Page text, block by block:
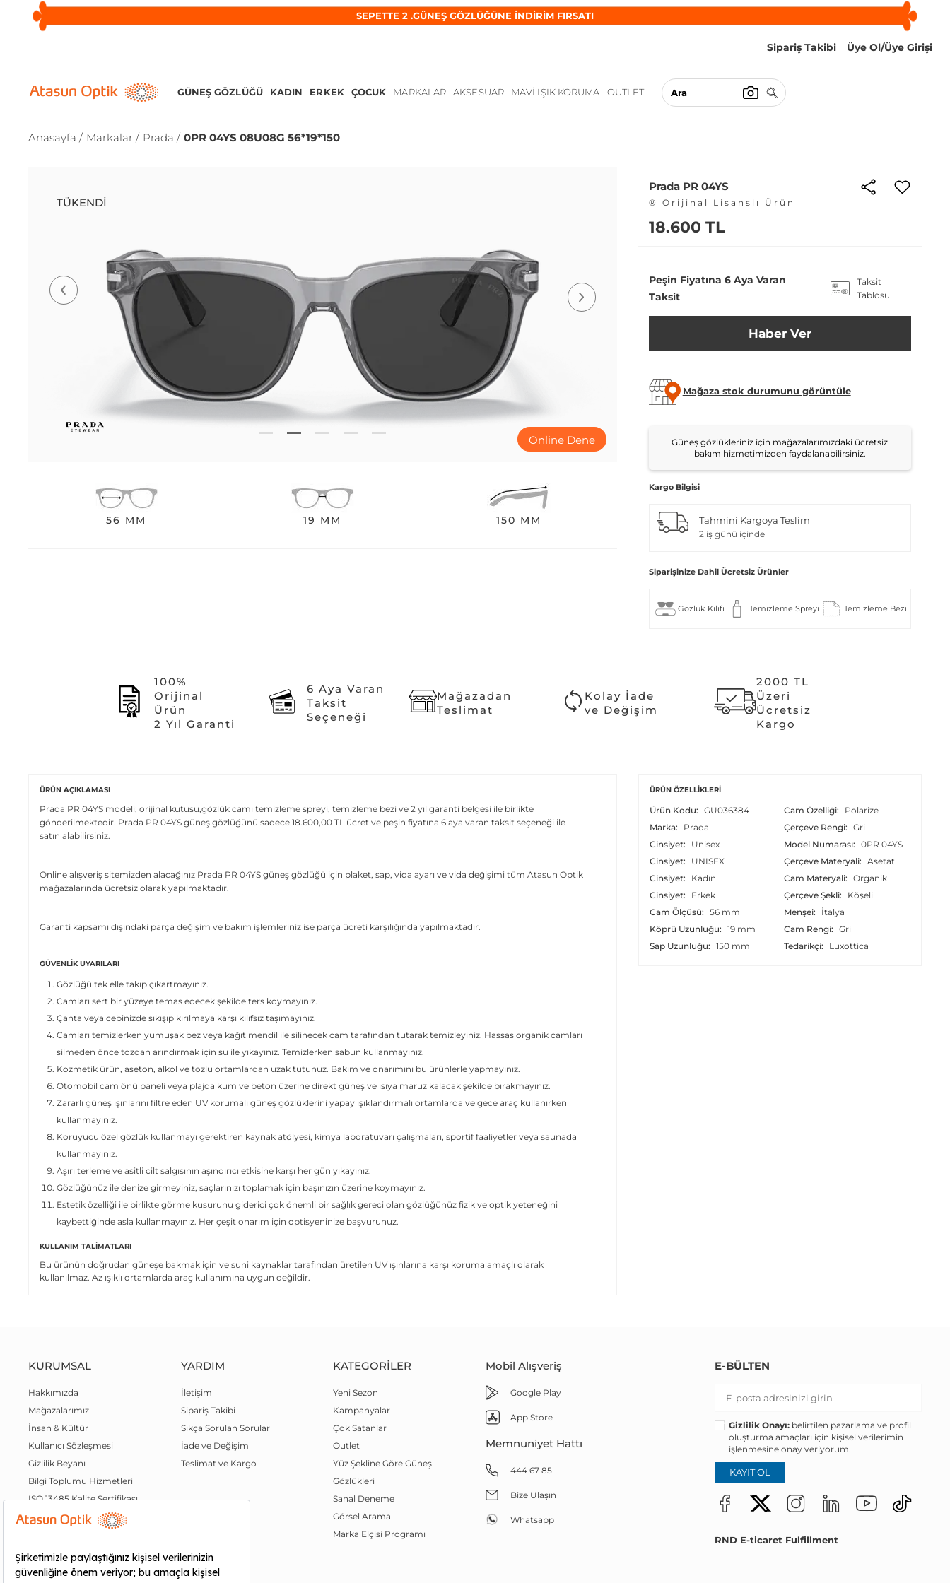
SEPETTE 2 .GÜNEŞ GÖZLÜĞÜNE İNDİRİM FIRSATI
Sipariş Takibi Üye Ol/Üye Girişi
GÜNEŞ GÖZLÜĞÜ KADIN ERKEK ÇOCUK MARKALAR AKSESUAR MAVI IŞIK KORUMA OUTLET
Anasayfa / Markalar / Prada / 0PR 04YS 08U08G 56*19*150
Online Dene
TÜKENDI
56 MM 19 MM 150 MM
Prada PR 04YS
® Orijinal Lisanslı Ürün
18.600 TL
Peşin Fiyatına 6 Aya Varan
Taksit
Taksit
Tablosu
Haber Ver
Mağaza stok durumunu görüntüle
Güneş gözlükleriniz için mağazalarımızdaki ücretsiz
bakım hizmetimizden faydalanabilirsiniz.
Kargo Bilgisi
Tahmini Kargoya Teslim
2 iş günü içinde
Siparişinize Dahil Ücretsiz Ürünler
Gözlük Kılıfı Temizleme Spreyi Temizleme Bezi
100%
Orijinal
Ürün
2 Yıl Garanti
6 Aya Varan
Taksit
Seçeneği
Mağazadan
Teslimat
Kolay İade
ve Değişim
2000 TL
Üzeri
Ücretsiz
Kargo
ÜRÜN AÇIKLAMASI
Prada PR 04YS modeli; orijinal kutusu,gözlük camı temizleme spreyi, temizleme bezi ve 2 yıl garanti belgesi ile birlikte
gönderilmektedir. Prada PR 04YS güneş gözlüğünü sadece 18.600,00 TL ücret ve peşin fiyatına 6 aya varan taksit seçeneği ile
satın alabilirsiniz.
Online alışveriş sitemizden alacağınız Prada PR 04YS güneş gözlüğü için plaket, sap, vida ayarı ve vida değişimi tüm Atasun Optik
mağazalarında ücretsiz olarak yapılmaktadır.
Garanti kapsamı dışındaki parça değişim ve bakım işlemleriniz ise parça ücreti karşılığında yapılmaktadır.
GÜVENLIK UYARILARI
Gözlüğü tek elle takıp çıkartmayınız.
Camları sert bir yüzeye temas edecek şekilde ters koymayınız.
Çanta veya cebinizde sıkışıp kırılmaya karşı kılıfsız taşımayınız.
Camları temizlerken yumuşak bez veya kağıt mendil ile silinecek cam tarafından tutarak temizleyiniz. Hassas organik camları
silmeden önce tozdan arındırmak için su ile yıkayınız. Temizlerken sabun kullanmayınız.
Kozmetik ürün, aseton, alkol ve tozlu ortamlardan uzak tutunuz. Bakım ve onarımını bu ürünlerle yapmayınız.
Otomobil cam önü paneli veya plajda kum ve beton üzerine direkt güneş ve ısıya maruz kalacak şekilde bırakmayınız.
Zararlı güneş ışınlarını filtre eden UV korumalı güneş gözlüklerini yapay ışıklandırmalı ortamlarda ve gece araç kullanırken
kullanmayınız.
Koruyucu özel gözlük kullanmayı gerektiren kaynak atölyesi, kimya laboratuvarı çalışmaları, sportif faaliyetler veya saunada
kullanmayınız.
Aşırı terleme ve asitli cilt salgısının aşındırıcı etkisine karşı her gün yıkayınız.
Gözlüğünüz ile denize girmeyiniz, saçlarınızı toplamak için başınızın üzerine koymayınız.
Estetik özelliği ile birlikte görme kusurunu giderici çok önemli bir sağlık gereci olan gözlüğünüz fizik ve optik yeteneğini
kaybettiğinde asla kullanmayınız. Her çeşit onarım için optisyeninize başvurunuz.
KULLANIM TALIMATLARI
Bu ürünün doğrudan güneşe bakmak için ve suni kaynaklar tarafından üretilen UV ışınlarına karşı koruma amaçlı olarak
kullanılmaz. Az ışıklı ortamlarda araç kullanımına uygun değildir.
ÜRÜN ÖZELLIKLERI
Ürün Kodu: GU036384
Marka:
Prada
Cinsiyet:
Unisex
Cinsiyet:
UNISEX
Cinsiyet:
Kadın
Cinsiyet:
Erkek
Cam Ölçüsü: 56 mm
Köprü Uzunluğu: 19 mm
Sap Uzunluğu: 150 mm
Cam Özelliği:
Polarize
Çerçeve Rengi:
Gri
Model Numarası:
0PR 04YS
Çerçeve Materyali:
Asetat
Cam Materyali:
Organik
Çerçeve Şekli:
Köşeli
Menşei:
İtalya
Cam Rengi:
Gri
Tedarikçi:
Luxottica
KURUMSAL
Hakkımızda
Mağazalarımız
İnsan & Kültür
Kullanıcı Sözleşmesi
Gizlilik Beyanı
Bilgi Toplumu Hizmetleri
ISO 13485 Kalite Sertifikası
Kalite Politikamız
Atasun Plus
YARDIM
İletişim
Sipariş Takibi
Sıkça Sorulan Sorular
İade ve Değişim
Teslimat ve Kargo
KATEGORILER
Yeni Sezon
Kampanyalar
Çok Satanlar
Outlet
Yüz Şekline Göre Güneş
Gözlükleri
Sanal Deneme
Görsel Arama
Marka Elçisi Programı
Mobil Alışveriş
Google Play
App Store
Memnuniyet Hattı
444 67 85
Bize Ulaşın
Whatsapp
E-BÜLTEN
Gizlilik Onayı:belirtilen pazarlama ve profil
oluşturma amaçları için kişisel verilerimin
işlenmesine onay veriyorum.
KAYIT OL
RND E-ticaret Fulfillment